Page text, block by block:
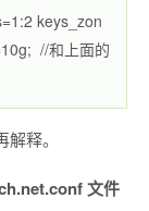
keys_zon
//和上面的
释。
文件